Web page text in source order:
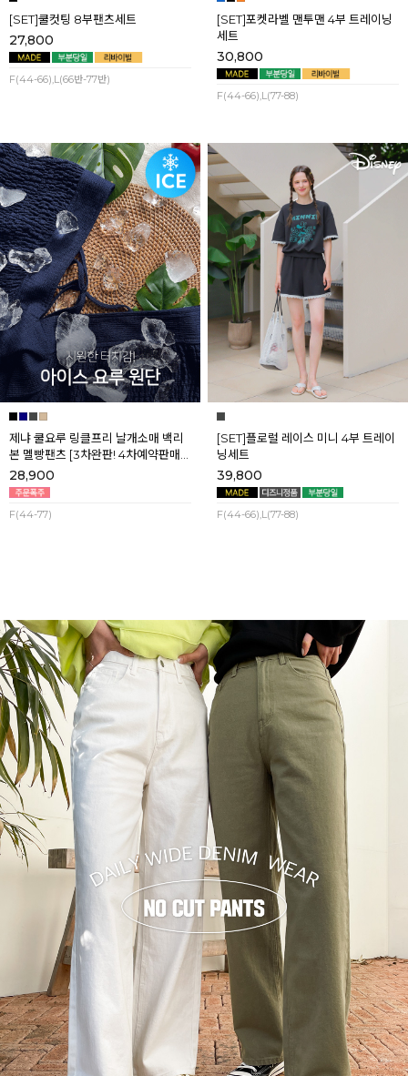
[SET]쿨컷팅 8부팬츠세트
27,800
F(44-66),L(66반-77반)
[SET]포켓라벨 맨투맨 4부 트레이닝
세트
30,800
F(44-66),L(77-88)
제냐 쿨요루 링클프리 날개소매 백리
본 멜빵팬츠 [3차완판! 4차예약판매]
[네이비] 8월셋째주 순차배송
28,900
F(44-77)
[SET]플로럴 레이스 미니 4부 트레이
닝세트
39,800
F(44-66),L(77-88)